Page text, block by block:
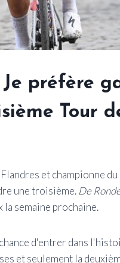
préfère
Tour
et championne
une troisième. De
semaine prochaine.
d'entrer dans
et seulement la